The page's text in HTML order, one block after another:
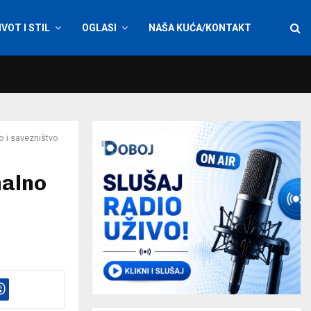
I STIL OGLASI NAŠA KUĆA/KONTAKT
i savezništvo